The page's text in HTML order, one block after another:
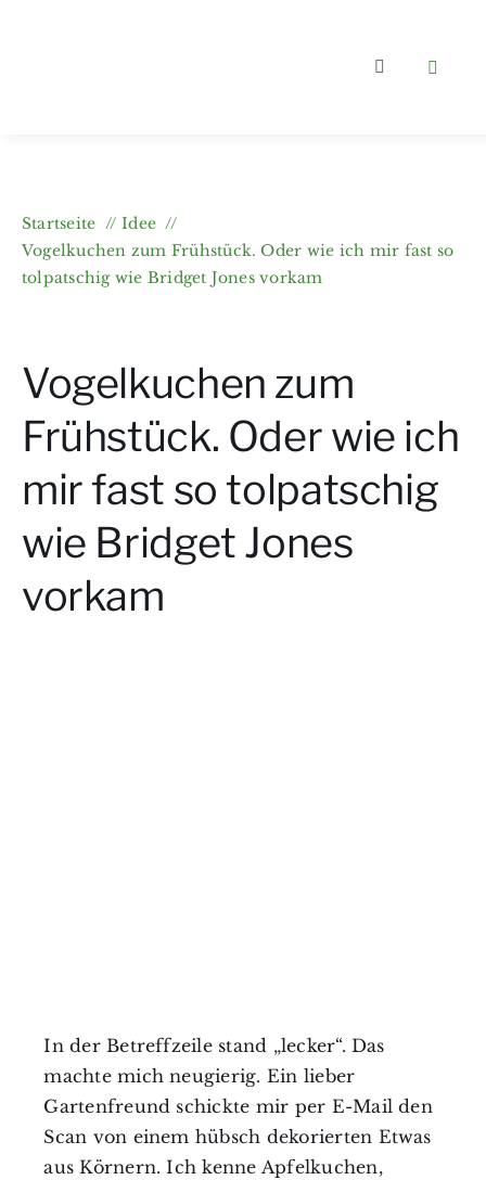
Toggle
Startseite
Idee
Vogelkuchen zum Frühstück. Oder wie ich mir fast so
tolpatschig wie Bridget Jones vorkam
Vogelkuchen zum
Frühstück. Oder wie ich
mir fast so tolpatschig
wie Bridget Jones
vorkam
In der Betreffzeile stand „lecker“. Das
machte mich neugierig. Ein lieber
Gartenfreund schickte mir per E-Mail den
Scan von einem hübsch dekorierten Etwas
aus Körnern. Ich kenne Apfelkuchen,